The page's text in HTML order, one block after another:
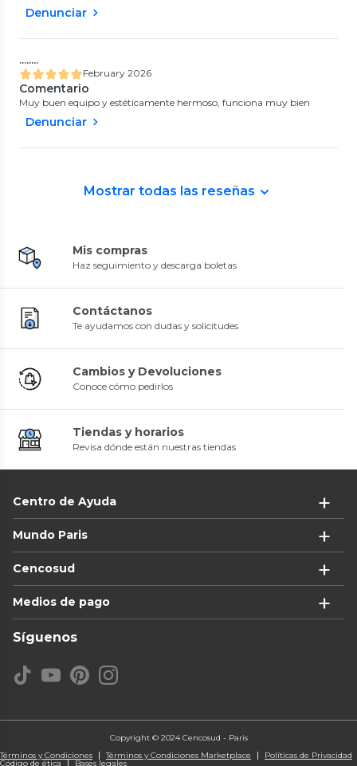
Denunciar
……..
February 2026
Comentario
Muy buen equipo y estéticamente hermoso, funciona muy bien
Denunciar
Mostrar todas las reseñas
Mis compras
Haz seguimiento y descarga boletas
Contáctanos
Te ayudamos con dudas y solicitudes
Cambios y Devoluciones
Conoce cómo pedirlos
Tiendas y horarios
Revisa dónde están nuestras tiendas
Centro de Ayuda
Mundo Paris
Cencosud
Medios de pago
Síguenos
Copyright © 2024 Cencosud - Paris
Términos y Condiciones
Términos y Condiciones Marketplace Políticas de Privacidad
Código de ética Bases legales